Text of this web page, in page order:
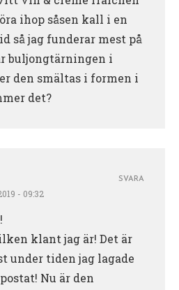
ihop såsen kall i en
så jag funderar mest på
buljongtärningen i
den smältas i formen i
det?
- 09:32
klant jag är! Det är
under tiden jag lagade
Nu är den
SVARA